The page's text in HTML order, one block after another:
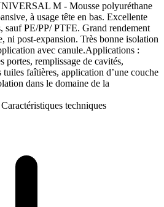
M - Mousse polyuréthane
à usage tête en bas. Excellente
sauf PE/PP/ PTFE. Grand rendement
ni post-expansion. Très bonne isolation
avec canule.Applications :
portes, remplissage de cavités,
faîtières, application d’une couche
dans le domaine de la
Caractéristiques techniques